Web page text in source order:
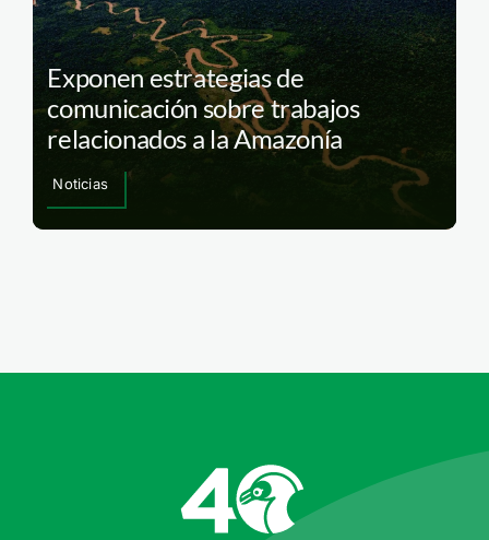
Exponen estrategias de
comunicación sobre trabajos
relacionados a la Amazonía
Noticias